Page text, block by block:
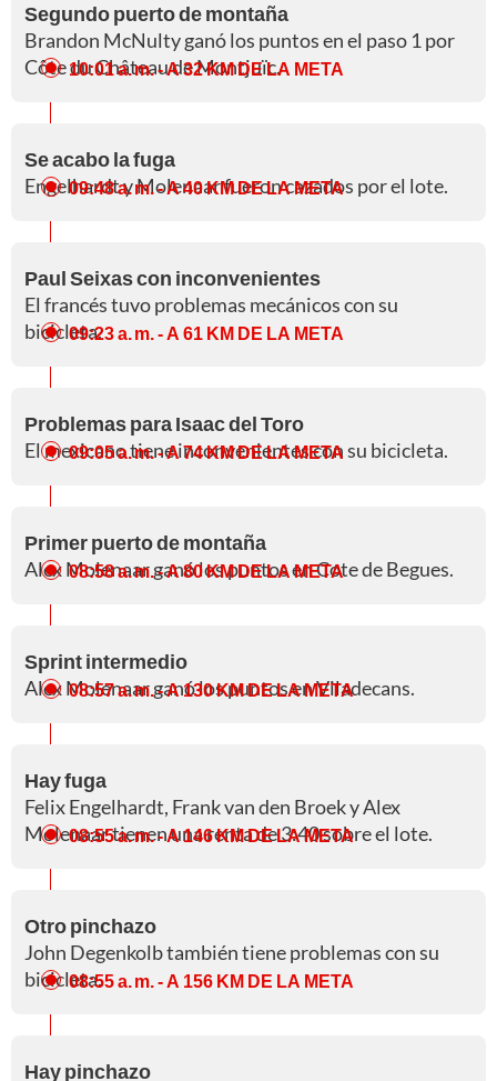
Segundo puerto de montaña
Brandon McNulty ganó los puntos en el paso 1 por
Côte du Château de Montjuïc.
10:01 a. m.- A 32 KM DE LA META
Se acabo la fuga
Engelhardt y Molenaar fueron cazados por el lote.
09:48 a. m.- A 40 KM DE LA META
Paul Seixas con inconvenientes
El francés tuvo problemas mecánicos con su
bicicleta.09:23 a. m.- A 61 KM DE LA META
Problemas para Isaac del Toro
El mexicano tiene inconvenientes con su bicicleta.
09:05 a. m.- A 74 KM DE LA META
Primer puerto de montaña
Alex Molenaar ganó los puntos en Cote de Begues.
08:58 a. m.- A 80 KM DE LA META
Sprint intermedio
Alex Molenaar ganó los puntos en Viladecans.
08:57 a. m.- A 130 KM DE LA META
Hay fuga
Felix Engelhardt, Frank van den Broek y Alex
Molenaar tienen una renta de 3:40 sobre el lote.
08:55 a. m.- A 146 KM DE LA META
Otro pinchazo
John Degenkolb también tiene problemas con su
bicicleta.08:55 a. m.- A 156 KM DE LA META
Hay pinchazo